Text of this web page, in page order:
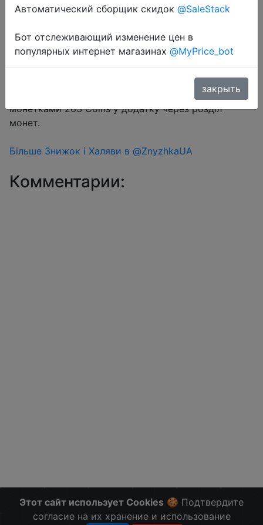
Перейти в магазин
монетками 263 Coins у додатку через розділ
монет.
Більше Знижок і Халяви в @ZnyzhkaUA
Комментарии:
Этот сайт использует Cookies 🍪 Подтвердите
согласие на их хранение и использование
Автоматический сборщик скидок @SaleStack
Бот отслеживающий изменение цен в
популярных интернет магазинах @MyPrice_bot
закрыть